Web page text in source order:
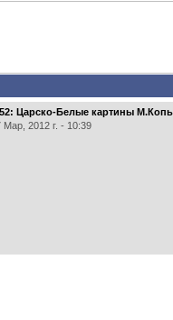
Царско-Белые картины
Мар, 2012 г. - 10:39